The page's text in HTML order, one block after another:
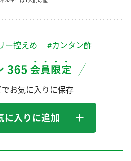
おすしの素
米飯用調味液
ター（アーカイブ）
ンミュージアム）
ー控えめ #カンタン酢
お気に入りに保存
に入りに追加